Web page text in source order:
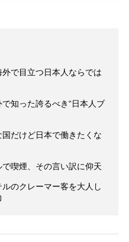
で目立つ日本人ならでは
知った誇るべき“日本人ブ
だけど日本で働きたくな
喫煙、その言い訳に仰天
ルのクレーマー客を大人し